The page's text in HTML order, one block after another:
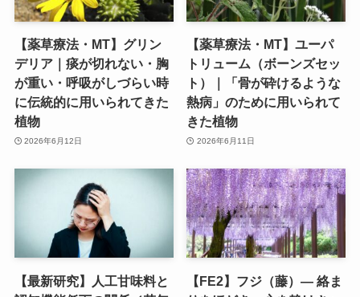
【薬草療法・MT】グリン
デリア｜痰が切れない・胸
が重い・呼吸がしづらい時
に伝統的に用いられてきた
植物
2026年6月12日
【薬草療法・MT】ユーパ
トリューム（ボーンズセッ
ト）｜「骨が砕けるような
熱病」のために用いられて
きた植物
2026年6月11日
【最新研究】人工甘味料と
【FE2】フジ（藤）― 絡ま